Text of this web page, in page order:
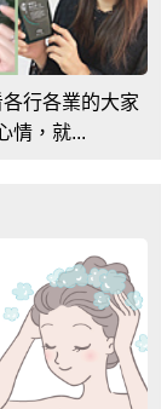
行各業的大家
情，就...